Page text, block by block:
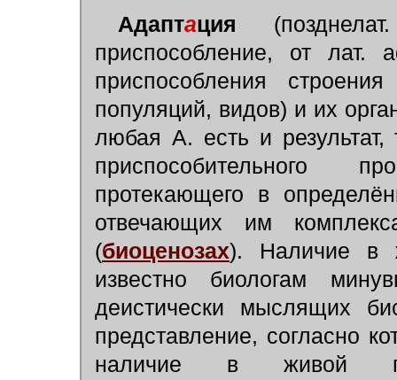
Адаптация
приспособление, от лат.
приспособления
популяций, видов) и их
любая А. есть и результат,
протекающего в
отвечающих им
(биоценозах). Наличие в
известно биологам
деистически мыслящих
представление, согласно
наличие в живой